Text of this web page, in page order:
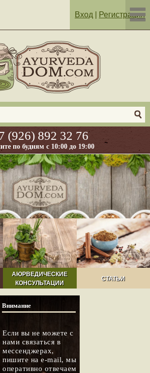
(926) 892 32 76
по будням с 10:00 до 19:00
Вход Регистрация
АЮРВЕДИЧЕСКИЕ
КОНСУЛЬТАЦИИ
СТАТЬИ
Внимание
Если вы не можете с
нами связаться в
мессенджерах,
пишите на e-mail, мы
оперативно отвечаем